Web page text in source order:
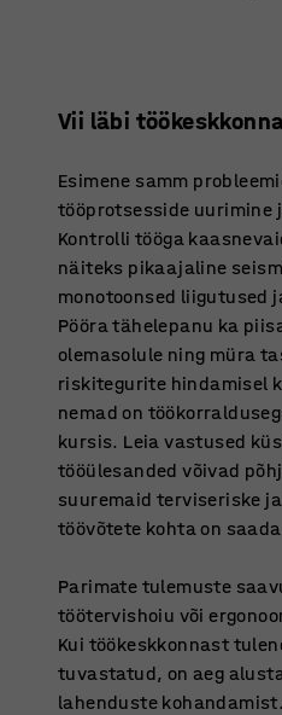
Vii läbi
Esimene samm
tööprotsesside uurimine
Kontrolli tööga
näiteks pikaajaline
monotoonsed liigutused
Pööra tähelepanu ka
olemasolule ning müra
riskitegurite hindamisel
nemad on
kursis. Leia vastused
tööülesanded võivad
suuremaid terviseriske
töövõtete kohta on
Parimate tulemuste
töötervishoiu või
Kui töökeskkonnast
tuvastatud, on aeg
lahenduste